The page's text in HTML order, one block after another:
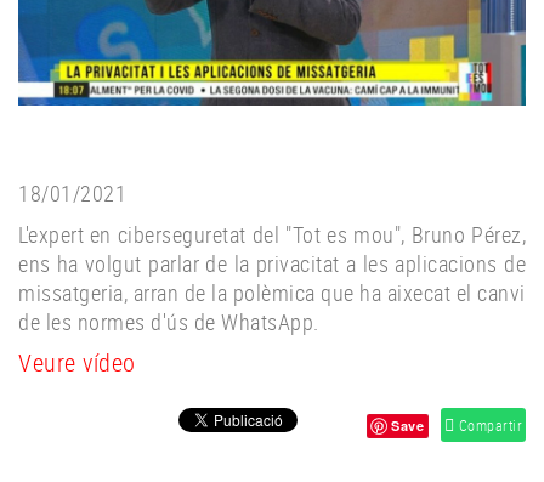
18/01/2021
L'expert en ciberseguretat del "Tot es mou", Bruno Pérez,
ens ha volgut parlar de la privacitat a les aplicacions de
missatgeria, arran de la polèmica que ha aixecat el canvi
de les normes d'ús de WhatsApp.
Veure vídeo
Save Compartir